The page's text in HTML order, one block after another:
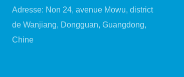
Adresse: Non 24, avenue Mowu, district
de Wanjiang, Dongguan, Guangdong,
Chine